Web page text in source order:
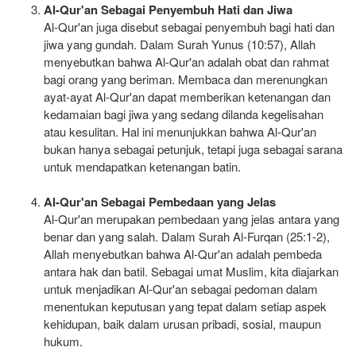
Al-Qur'an Sebagai Penyembuh Hati dan Jiwa
Al-Qur'an juga disebut sebagai penyembuh bagi hati dan
jiwa yang gundah. Dalam Surah Yunus (10:57), Allah
menyebutkan bahwa Al-Qur'an adalah obat dan rahmat
bagi orang yang beriman. Membaca dan merenungkan
ayat-ayat Al-Qur'an dapat memberikan ketenangan dan
kedamaian bagi jiwa yang sedang dilanda kegelisahan
atau kesulitan. Hal ini menunjukkan bahwa Al-Qur'an
bukan hanya sebagai petunjuk, tetapi juga sebagai sarana
untuk mendapatkan ketenangan batin.
Al-Qur'an Sebagai Pembedaan yang Jelas
Al-Qur'an merupakan pembedaan yang jelas antara yang
benar dan yang salah. Dalam Surah Al-Furqan (25:1-2),
Allah menyebutkan bahwa Al-Qur'an adalah pembeda
antara hak dan batil. Sebagai umat Muslim, kita diajarkan
untuk menjadikan Al-Qur'an sebagai pedoman dalam
menentukan keputusan yang tepat dalam setiap aspek
kehidupan, baik dalam urusan pribadi, sosial, maupun
hukum.